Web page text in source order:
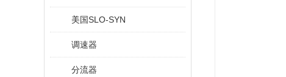
美国SLO-SYN
调速器
分流器